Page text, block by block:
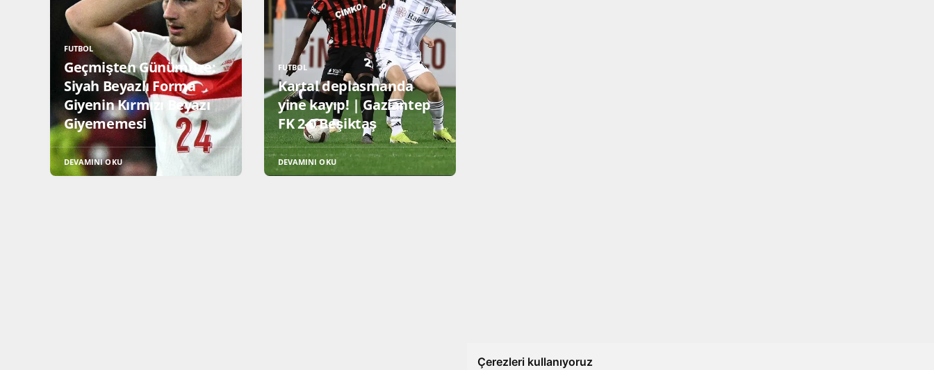
Çerezleri kullanıyoruz
FUTBOL
Geçmişten Günümüze:
Siyah Beyazlı Forma
Giyenin Kırmızı Beyazı
Giyememesi
DEVAMINI OKU
FUTBOL
Kartal deplasmanda
yine kayıp! | Gaziantep
FK 2-0 Beşiktaş
DEVAMINI OKU